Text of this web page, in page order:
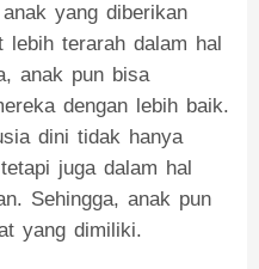
yang diberikan
lebih terarah dalam hal
anak pun bisa
dengan lebih baik.
dini tidak hanya
juga dalam hal
Sehingga, anak pun
yang dimiliki.